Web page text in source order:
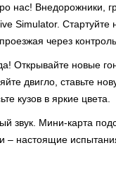
нас! Внедорожники,
Simulator. Стартуйте
через
Открывайте новые
двигло, ставьте
кузов в яркие цвета.
звук. Мини-карта
– настоящие